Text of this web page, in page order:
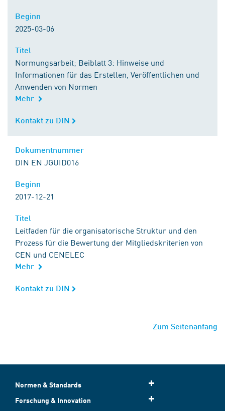
Beginn
2025-03-06
Titel
Normungsarbeit; Beiblatt 3: Hinweise und
Informationen für das Erstellen, Veröffentlichen und
Anwenden von Normen
Mehr
Kontakt zu DIN
Kontakt zu DIN
Dokumentnummer
DIN EN JGUID016
Beginn
2017-12-21
Titel
Leitfaden für die organisatorische Struktur und den
Prozess für die Bewertung der Mitgliedskriterien von
CEN und CENELEC
Mehr
Kontakt zu DIN
Kontakt zu DIN
Zum Seitenanfang
Normen & Standards
Forschung & Innovation